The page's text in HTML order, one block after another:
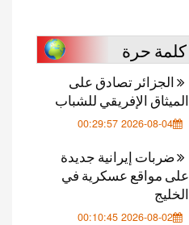
كلمة حرة
الجزائر تصادق على
الميثاق الإفريقي للشباب
2026-08-04 00:29:57
ضربات إيرانية جديدة
على مواقع عسكرية في
الخليج
2026-08-02 00:10:45